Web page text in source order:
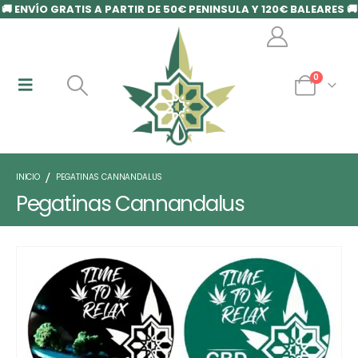
🚚 ENVÍO GRATIS A PARTIR DE 50€ PENINSULA Y 120€ BALEARES 🚚
0
INICIO PEGATINAS CANNANDALUS
Pegatinas Cannandalus